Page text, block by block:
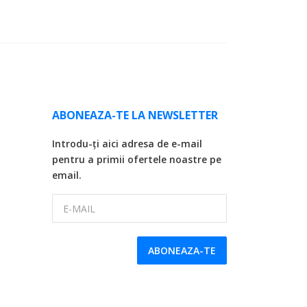
ABONEAZA-TE LA NEWSLETTER
Introdu-ți aici adresa de e-mail
pentru a primii ofertele noastre pe
email.
ABONEAZA-TE